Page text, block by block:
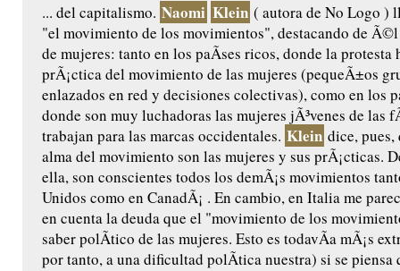
... del capitalismo. Naomi Klein ( autora de No Logo )
"el movimiento de los movimientos", destacando de
de mujeres: tanto en los paÃ­ses ricos, donde la protesta
prÃ¡ctica del movimiento de las mujeres (pequeÃ±os
enlazados en red y decisiones colectivas), como en los
donde son muy luchadoras las mujeres jÃ³venes de las
trabajan para las marcas occidentales. Klein dice, pues,
alma del movimiento son las mujeres y sus prÃ¡cticas.
ella, son conscientes todos los demÃ¡s movimientos
Unidos como en CanadÃ¡ . En cambio, en Italia me
en cuenta la deuda que el "movimiento de los
saber polÃ­tico de las mujeres. Esto es todavÃ­a mÃ¡s
por tanto, a una dificultad polÃ­tica nuestra) si se piensa